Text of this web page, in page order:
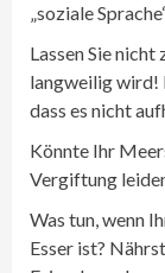
„soziale
Lassen Sie
langweilig wird!
dass es nicht
Könnte Ihr
Vergiftung
Was tun, wenn
Esser ist?